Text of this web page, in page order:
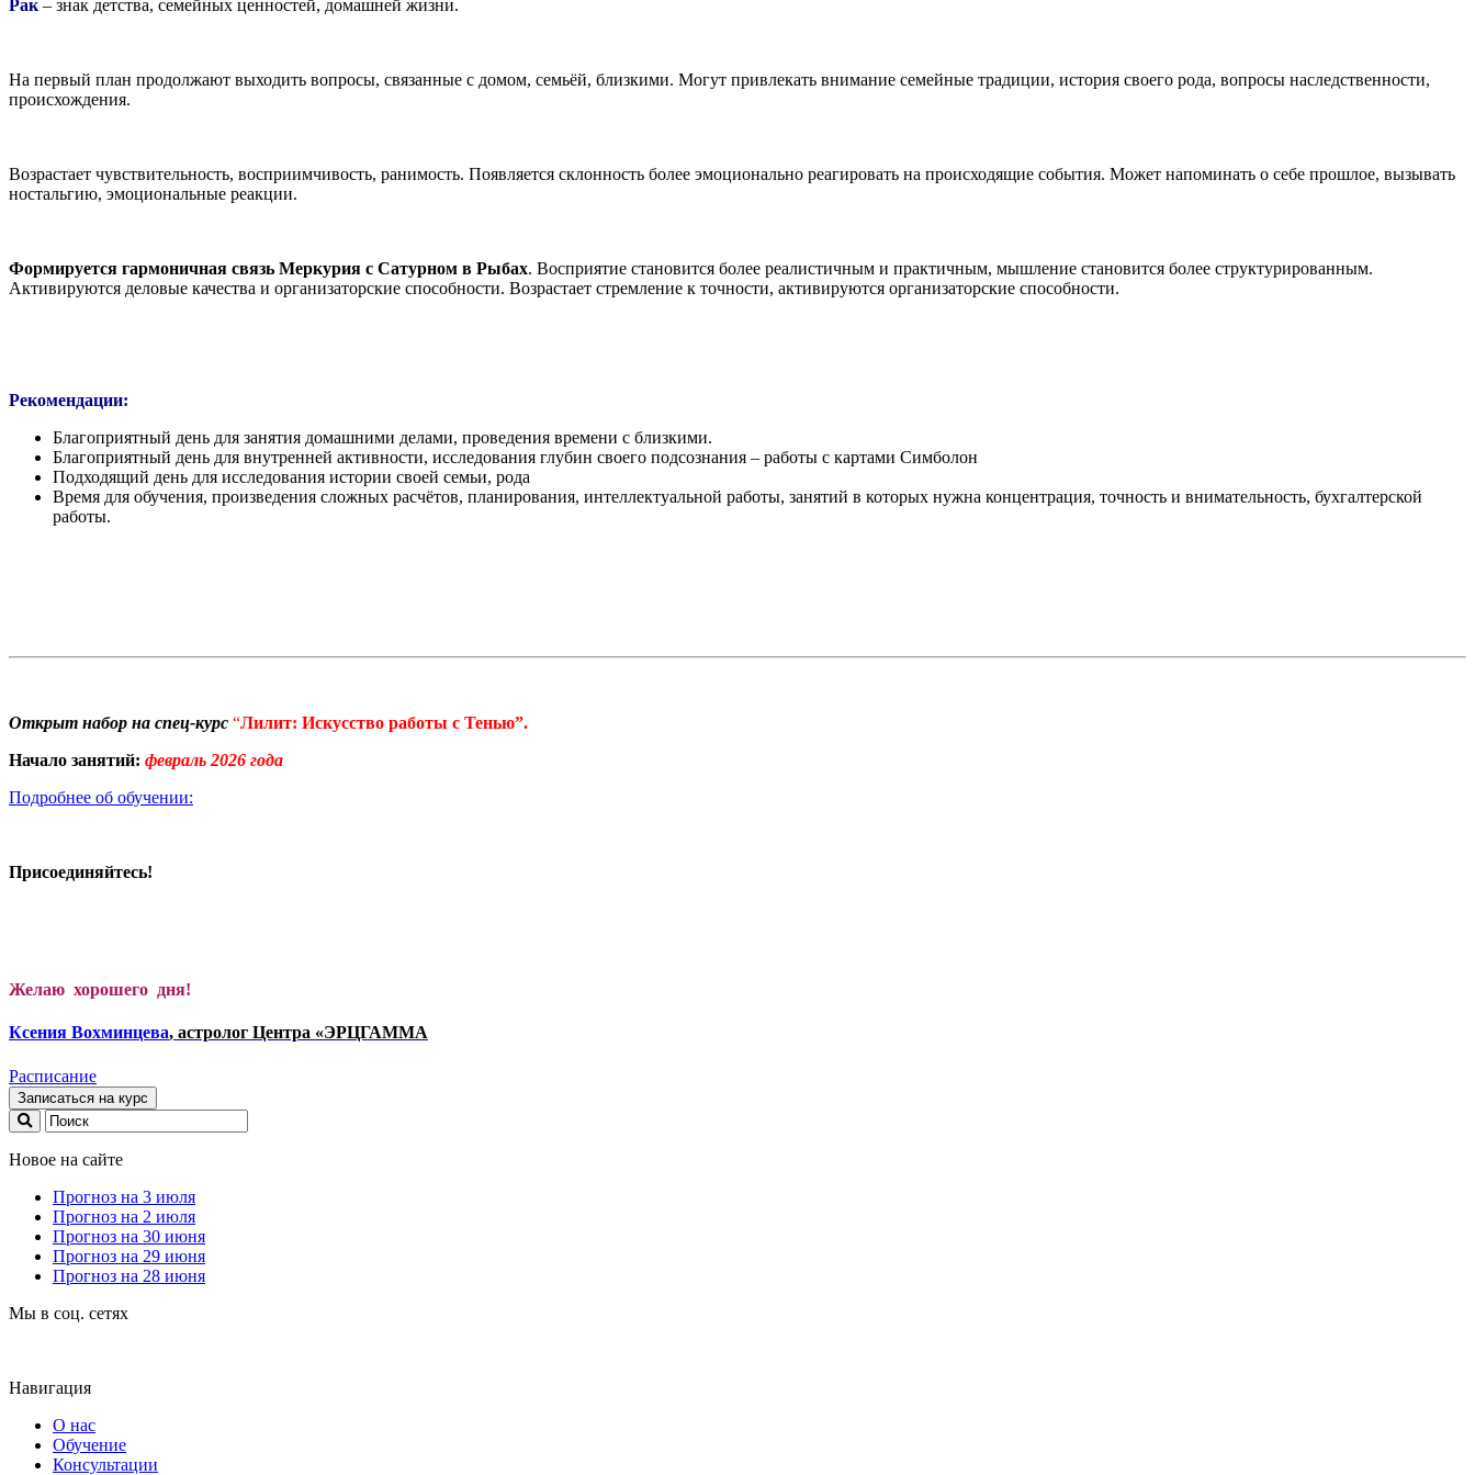
Рак – знак детства, семейных ценностей, домашней жизни.
На первый план продолжают выходить вопросы, связанные с домом, семьёй, близкими. Могут привлекать внимание семейные традиции, история своего рода, вопросы наследственности,
происхождения.
Возрастает чувствительность, восприимчивость, ранимость. Появляется склонность более эмоционально реагировать на происходящие события. Может напоминать о себе прошлое, вызывать
ностальгию, эмоциональные реакции.
Формируется гармоничная связь Меркурия с Сатурном в Рыбах. Восприятие становится более реалистичным и практичным, мышление становится более структурированным.
Активируются деловые качества и организаторские способности. Возрастает стремление к точности, активируются организаторские способности.
Рекомендации:
Благоприятный день для занятия домашними делами, проведения времени с близкими.
Благоприятный день для внутренней активности, исследования глубин своего подсознания – работы с картами Симболон
Подходящий день для исследования истории своей семьи, рода
Время для обучения, произведения сложных расчётов, планирования, интеллектуальной работы, занятий в которых нужна концентрация, точность и внимательность, бухгалтерской
работы.
Открыт набор на спец-курс “Лилит: Искусство работы с Тенью”.
Начало занятий: февраль 2026 года
Подробнее об обучении:
Присоединяйтесь!
Желаю хорошего дня!
Ксения Вохминцева, астролог Центра «ЭРЦГАММА
Расписание
Записаться на курс
Новое на сайте
Прогноз на 3 июля
Прогноз на 2 июля
Прогноз на 30 июня
Прогноз на 29 июня
Прогноз на 28 июня
Мы в соц. сетях
Навигация
О нас
Обучение
Консультации